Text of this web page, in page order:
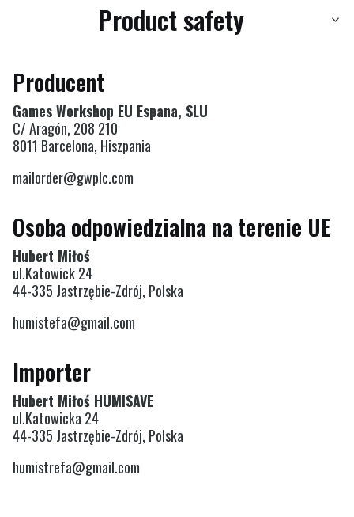
Product safety
Producent
Games Workshop EU Espana, SLU
C/ Aragón, 208 210
8011 Barcelona, Hiszpania
mailorder@gwplc.com
Osoba odpowiedzialna na terenie UE
Hubert Miłoś
ul.Katowick 24
44-335 Jastrzębie-Zdrój, Polska
humistefa@gmail.com
Importer
Hubert Miłoś HUMISAVE
ul.Katowicka 24
44-335 Jastrzębie-Zdrój, Polska
humistrefa@gmail.com